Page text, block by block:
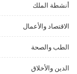
أنشطة الملك
الاقتصاد والأعمال
الطب والصحة
الدين والأخلاق